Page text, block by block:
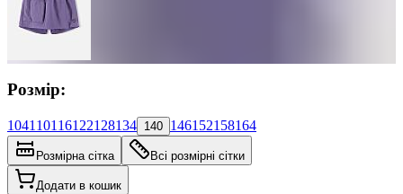
Розмір:
104110116122128134 140 146152158164
Розмірна сітка Всі розмірні сітки
Додати в кошик